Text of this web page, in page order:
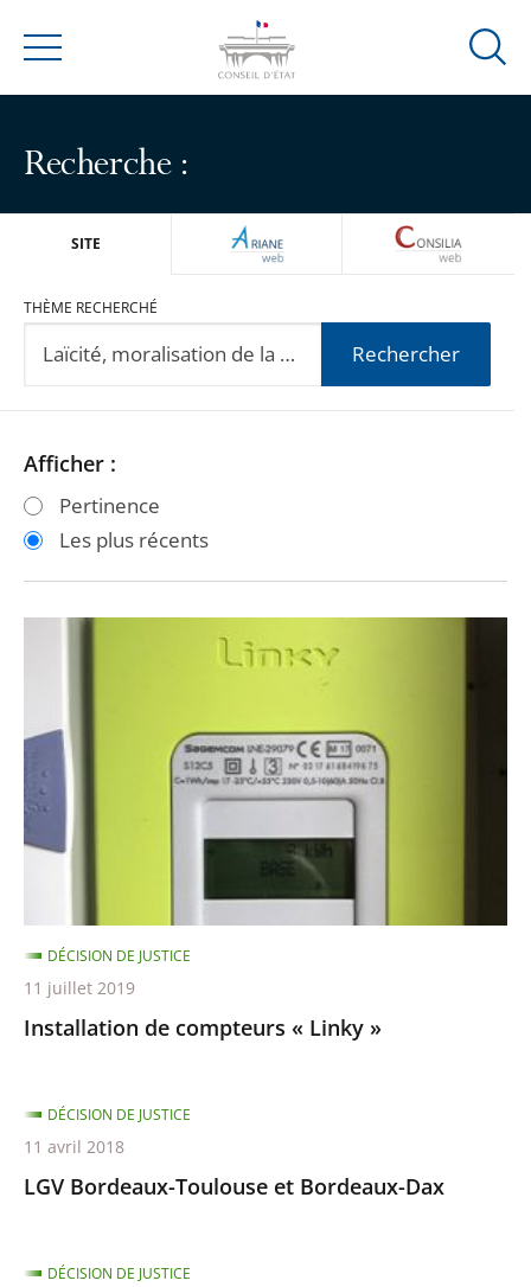
Menu
Ouvrir
Recherche :
SITE ARIANEWEB
THÈME RECHERCHÉ
Rechercher
Passer
les
filtres
Passer
les
filtres
Afficher :
Pertinence
Les plus récents
«
Linky
»
Installation de compteurs « Linky »
DÉCISION DE JUSTICE
11 juillet 2019
LGV Bordeaux-Toulouse et Bordeaux-Dax
DÉCISION DE JUSTICE
11 avril 2018
DÉCISION DE JUSTICE